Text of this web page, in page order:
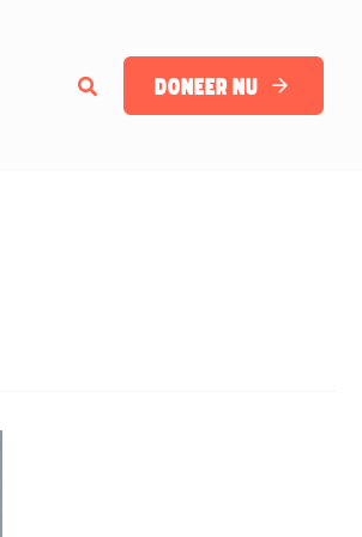
Zoeken Doneer nu